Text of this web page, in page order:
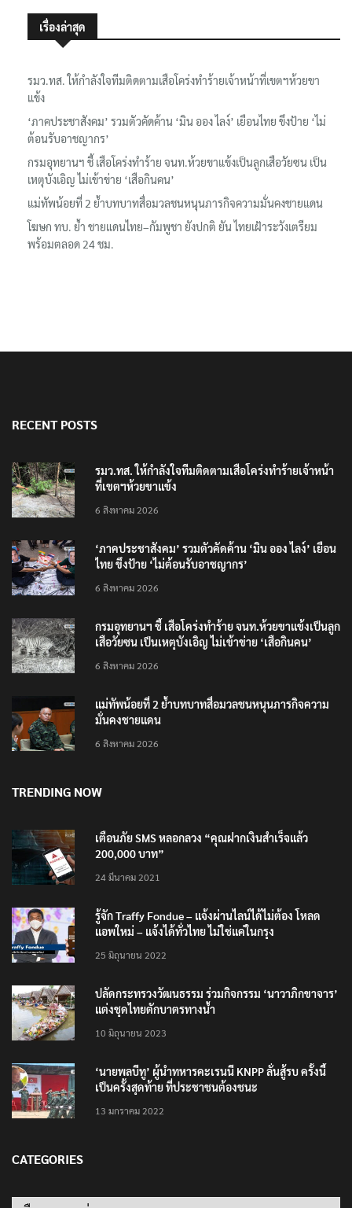
เรื่องล่าสุด
รมว.ทส. ให้กำลังใจทีมติดตามเสือโคร่งทำร้ายเจ้าหน้าที่เขตฯห้วยขา
แข้ง
‘ภาคประชาสังคม’ รวมตัวคัดค้าน ‘มิน ออง ไลง์’ เยือนไทย ขึงป้าย ‘ไม่
ต้อนรับอาชญากร’
กรมอุทยานฯ ชี้ เสือโคร่งทำร้าย จนท.ห้วยขาแข้งเป็นลูกเสือวัยซน เป็น
เหตุบังเอิญ ไม่เข้าข่าย ‘เสือกินคน’
แม่ทัพน้อยที่ 2 ย้ำบทบาทสื่อมวลชนหนุนภารกิจความมั่นคงชายแดน
โฆษก ทบ. ย้ำ ชายแดนไทย–กัมพูชา ยังปกติ ยัน ไทยเฝ้าระวังเตรียม
พร้อมตลอด 24 ชม.
RECENT POSTS
รมว.ทส. ให้กำลังใจทีมติดตามเสือโคร่งทำร้ายเจ้าหน้า
ที่เขตฯห้วยขาแข้ง
6 สิงหาคม 2026
‘ภาคประชาสังคม’ รวมตัวคัดค้าน ‘มิน ออง ไลง์’ เยือน
ไทย ขึงป้าย ‘ไม่ต้อนรับอาชญากร’
6 สิงหาคม 2026
กรมอุทยานฯ ชี้ เสือโคร่งทำร้าย จนท.ห้วยขาแข้งเป็นลูก
เสือวัยซน เป็นเหตุบังเอิญ ไม่เข้าข่าย ‘เสือกินคน’
6 สิงหาคม 2026
แม่ทัพน้อยที่ 2 ย้ำบทบาทสื่อมวลชนหนุนภารกิจความ
มั่นคงชายแดน
6 สิงหาคม 2026
TRENDING NOW
เตือนภัย SMS หลอกลวง “คุณฝากเงินสำเร็จแล้ว
200,000 บาท”
24 มีนาคม 2021
รู้จัก Traffy Fondue – แจ้งผ่านไลน์ได้ไม่ต้อง โหลด
แอพใหม่ – แจ้งได้ทั่วไทย ไม่ใช่แค่ในกรุง
25 มิถุนายน 2022
ปลัดกระทรวงวัฒนธรรม ร่วมกิจกรรม ‘นาวาภิกขาจาร’
แต่งชุดไทยตักบาตรทางน้ำ
10 มิถุนายน 2023
‘นายพลบีทู’ ผู้นำทหารคะเรนนี KNPP ลั่นสู้รบ ครั้งนี้
เป็นครั้งสุดท้าย ที่ประชาชนต้องชนะ
13 มกราคม 2022
CATEGORIES